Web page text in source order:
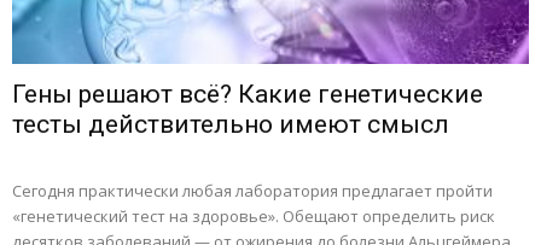
Гены решают всё? Какие генетические
тесты действительно имеют смысл
Сегодня практически любая лаборатория предлагает пройти
«генетический тест на здоровье». Обещают определить риск